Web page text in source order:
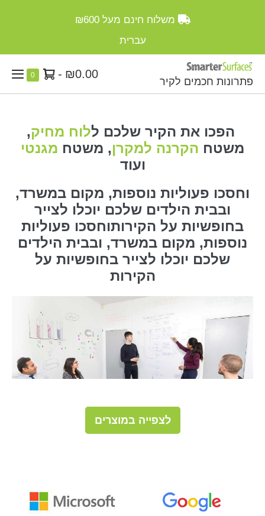
משלוח חינם מעל₪600
עברית
פתרונות חכמים לקיר
סל
קניות
₪0.00
-
0
Items
Cart
הפכו את הקיר שלכם ללוח מחיק,
משטח הקרנה למקרן, משטח מגנטי
ועוד
וחסכו פעוליות נוספות, מקום במשרד,
ובבית הילדים שלכם יוכלו לצייר
בחופשיות על הקירותוחסכו פעוליות
נוספות, מקום במשרד, ובבית הילדים
שלכם יוכלו לצייר בחופשיות על
הקירות
לצפייה במוצרים